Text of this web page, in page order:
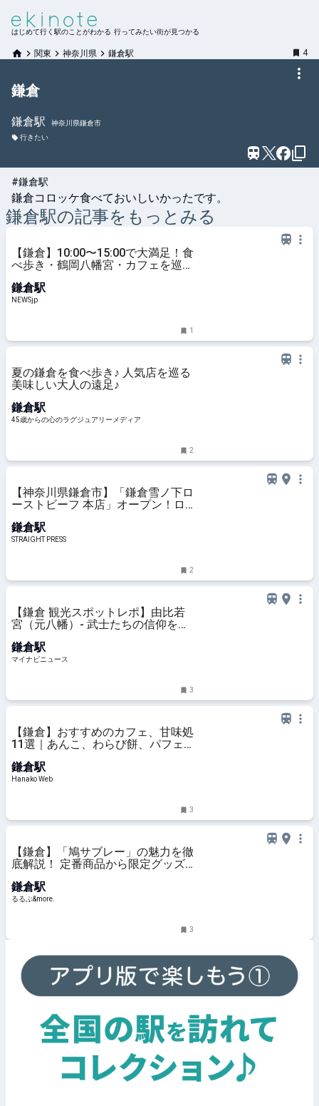
はじめて行く駅のことがわかる 行ってみたい街が見つかる
関東 神奈川県 鎌倉駅 4
鎌倉
鎌倉駅
神奈川県鎌倉市
行きたい
#鎌倉駅
鎌倉コロッケ食べておいしいかったです。
鎌倉駅の記事をもっとみる
【鎌倉】10:00〜15:00で大満足！食
べ歩き・鶴岡八幡宮・カフェを巡
NEWSjp
鎌倉駅
NEWSjp
1
夏の鎌倉を食べ歩き♪ 人気店を巡る
美味しい大人の遠足♪
鎌倉駅
45歳からの心のラグジュアリーメディア
2
【神奈川県鎌倉市】「鎌倉雪ノ下ロ
ーストビーフ 本店」オープン！ロ
能
鎌倉駅
STRAIGHT PRESS
2
【鎌倉 観光スポットレポ】由比若
宮（元八幡）- 武士たちの信仰を集
鎌倉駅
マイナビニュース
3
【鎌倉】おすすめのカフェ、甘味処
11選｜あんこ、わらび餅、パフェ
鎌倉駅
Hanako Web
3
【鎌倉】「鳩サブレー」の魅力を徹
底解説！ 定番商品から限定グッズ
鎌倉駅
るるぶ&more.
3